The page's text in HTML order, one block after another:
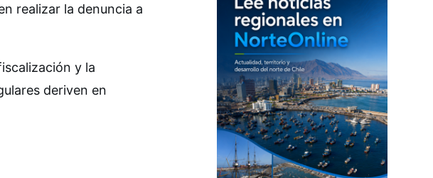
realizar la denuncia a
y la
deriven en